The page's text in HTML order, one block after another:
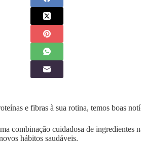
e fibras à sua rotina, temos boas
combinação cuidadosa de
hábitos saudáveis.